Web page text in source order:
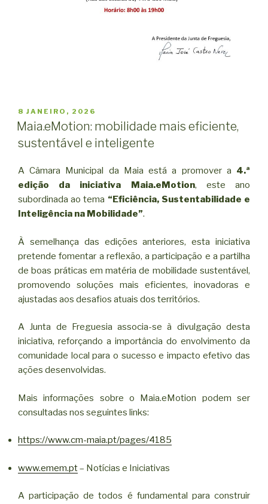
PUBLICADO
EM
8 JANEIRO, 2026
Maia.eMotion: mobilidade mais eficiente,
sustentável e inteligente
A Câmara Municipal da Maia está a promover a 4.ª
edição da iniciativa Maia.eMotion, este ano
subordinada ao tema “Eficiência, Sustentabilidade e
Inteligência na Mobilidade”.
À semelhança das edições anteriores, esta iniciativa
pretende fomentar a reflexão, a participação e a partilha
de boas práticas em matéria de mobilidade sustentável,
promovendo soluções mais eficientes, inovadoras e
ajustadas aos desafios atuais dos territórios.
A Junta de Freguesia associa-se à divulgação desta
iniciativa, reforçando a importância do envolvimento da
comunidade local para o sucesso e impacto efetivo das
ações desenvolvidas.
Mais informações sobre o Maia.eMotion podem ser
consultadas nos seguintes links:
https://www.cm-maia.pt/pages/4185
www.emem.pt– Notícias e Iniciativas
A participação de todos é fundamental para construir